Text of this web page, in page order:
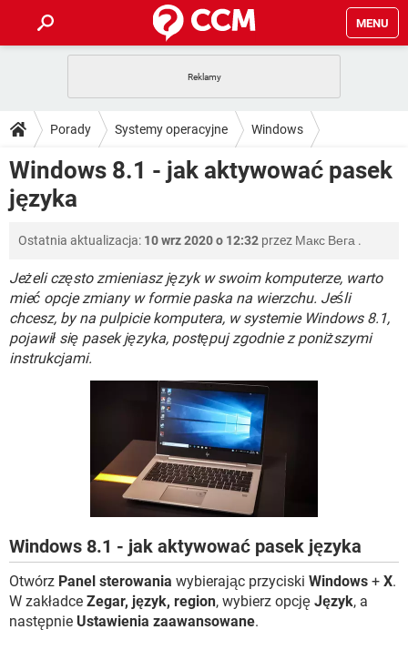
MENU
GRY WHATSAPP
SPOTIFY NETFLIX
INSTAGRAM
PORADY
PlayStation TIKTOK
GRY WHATSAPP
SPOTIFY
INSTAGRAM FACEBOOK
WINDOWS 10
DO POBRANIA
ANDROID
INSTAGRAM FACEBOOK
WINDOWS 10
FORUM
COVID-19 TIKTOK
GRY WHATSAPP
SPOTIFY NETFLIX
INSTAGRAM FACEBOOK
WINDOWS 10
COVID-19 TIKTOK
GRY WHATSAPP
SPOTIFY
FACEBOOK
Porady Systemy operacyjne Windows
Windows 8
Windows 8.1 - jak aktywować pasek
języka
Ostatnia aktualizacja: 10 wrz 2020 o 12:32 przez Макс Вега .
Jeżeli często zmieniasz język w swoim komputerze, warto
mieć opcje zmiany w formie paska na wierzchu. Jeśli
chcesz, by na pulpicie komputera, w systemie Windows 8.1,
pojawił się pasek języka, postępuj zgodnie z poniższymi
instrukcjami.
Windows 8.1 - jak aktywować pasek języka
Otwórz Panel sterowania wybierając przyciski Windows + X.
W zakładce Zegar, język, region, wybierz opcję Język, a
następnie Ustawienia zaawansowane.